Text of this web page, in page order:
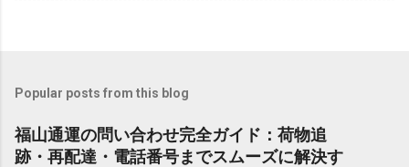
Popular posts from this blog
福山通運の問い合わせ完全ガイド：荷物追
跡・再配達・電話番号までスムーズに解決す